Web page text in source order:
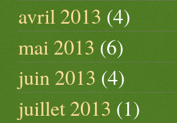
avril 2013 (4)
mai 2013 (6)
juin 2013 (4)
juillet 2013 (1)